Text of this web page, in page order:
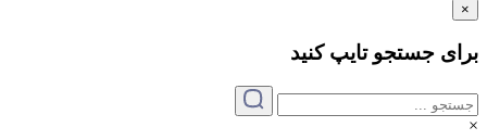
×
برای جستجو تایپکنید
×